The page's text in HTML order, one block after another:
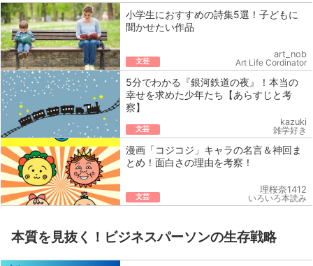
小学生におすすめの詩集5選！子どもに
聞かせたい作品
文芸
art_nob
Art Life Cordinator
5分でわかる『銀河鉄道の夜』！本当の
幸せを求めた少年たち【あらすじと考
察】
文芸
kazuki
雑学好き
漫画「コジコジ」キャラの名言＆神回ま
とめ！面白さの理由を考察！
文芸
理桜奈1412
いろいろ本読み
本質を見抜く！ビジネスパーソンの生存戦略